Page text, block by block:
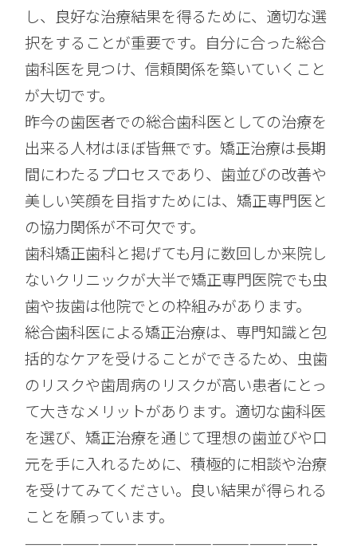
し、良好な治療結果を得るために、適切な選
択をすることが重要です。自分に合った総合
歯科医を見つけ、信頼関係を築いていくこと
が大切です。
昨今の歯医者での総合歯科医としての治療を
出来る人材はほぼ皆無です。矯正治療は長期
間にわたるプロセスであり、歯並びの改善や
美しい笑顔を目指すためには、矯正専門医と
の協力関係が不可欠です。
歯科矯正歯科と掲げても月に数回しか来院し
ないクリニックが大半で矯正専門医院でも虫
歯や抜歯は他院でとの枠組みがあります。
総合歯科医による矯正治療は、専門知識と包
括的なケアを受けることができるため、虫歯
のリスクや歯周病のリスクが高い患者にとっ
て大きなメリットがあります。適切な歯科医
を選び、矯正治療を通じて理想の歯並びや口
元を手に入れるために、積極的に相談や治療
を受けてみてください。良い結果が得られる
ことを願っています。
———————————————————————-